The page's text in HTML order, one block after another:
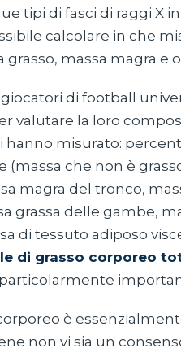
tipi di fasci di raggi X
calcolare in che
massa magra e
di football
valutare la loro
misurato:
che non è
magra del tronco,
grassa delle gambe,
di tessuto adiposo
di grasso corporeo
è
non vi sia un